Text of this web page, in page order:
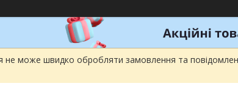
не може швидко обробляти замовлення та